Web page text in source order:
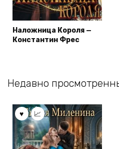
Наложница Короля —
Константин Фрес
Недавно